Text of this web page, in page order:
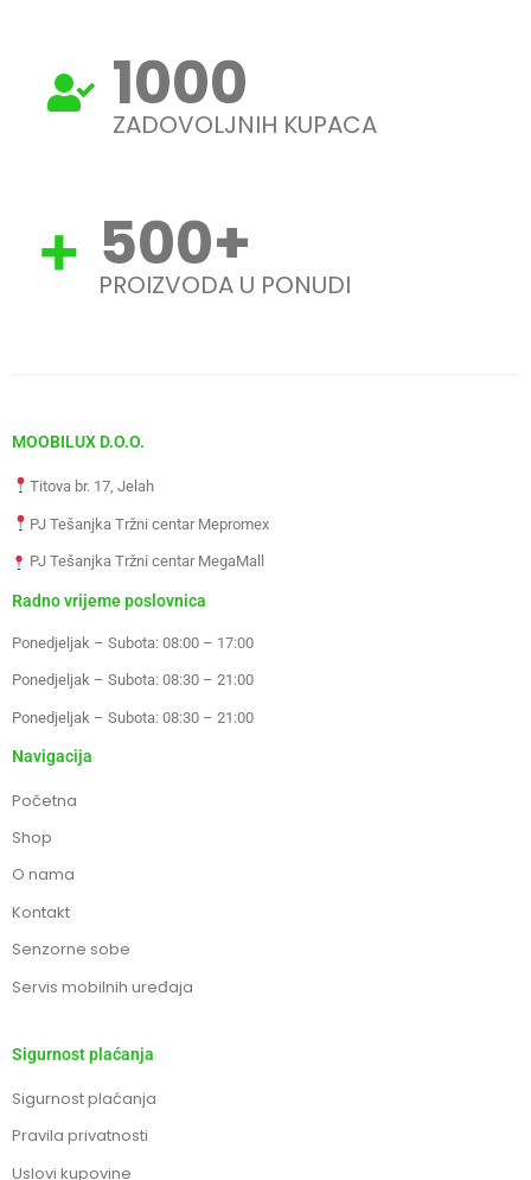
1000
ZADOVOLJNIH KUPACA
500+
PROIZVODA U PONUDI
MOOBILUX D.O.O.
Titova br. 17, Jelah
PJ Tešanjka Tržni centar Mepromex
PJ Tešanjka Tržni centar MegaMall
Radno vrijeme poslovnica
Ponedjeljak – Subota: 08:00 – 17:00
Ponedjeljak – Subota: 08:30 – 21:00
Ponedjeljak – Subota: 08:30 – 21:00
Navigacija
Početna
Shop
O nama
Kontakt
Senzorne sobe
Servis mobilnih uređaja
Sigurnost plaćanja
Sigurnost plaćanja
Pravila privatnosti
Uslovi kupovine